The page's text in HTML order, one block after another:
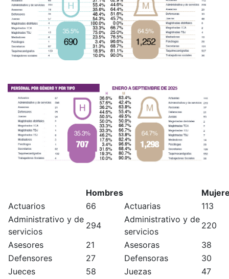
Hombres
Actuarios
66 Actuarias
113
Administrativo y de
servicios
294
Administrativo y de
servicios
220
Asesores
21 Asesoras
38
Defensores
27 Defensoras
30
Jueces
58 Juezas
47